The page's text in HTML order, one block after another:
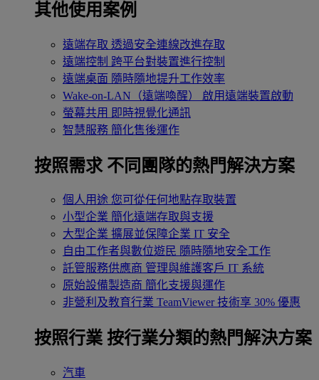
其他使用案例
遠端存取 透過安全連線改進存取
遠端控制 跨平台對裝置進行控制
遠端桌面 隨時隨地提升工作效率
Wake-on-LAN（遠端喚醒）
啟用遠端裝置啟動
螢幕共用 即時視覺化通訊
智慧服務 簡化售後運作
按照需求 不同團隊的熱門解決方案
個人用途 您可從任何地點存取裝置
小型企業 簡化遠端存取與支援
大型企業 擴展並保障企業 IT 安全
自由工作者與數位遊民 隨時隨地安全工作
託管服務供應商 管理與維護客戶 IT 系統
原始設備製造商 簡化支援與運作
非營利及教育行業 TeamViewer 技術享 30% 優惠
按照行業 按行業分類的熱門解決方案
汽車